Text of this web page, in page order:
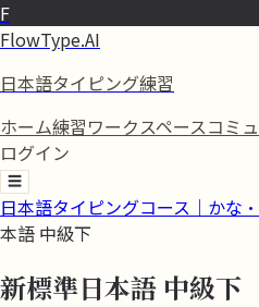
F
FlowType.AI
日本語タイピング練習
ホーム練習ワークスペースコミ
ログイン
☰
日本語タイピングコース｜かな
本語 中級下
新標準日本語 中級下